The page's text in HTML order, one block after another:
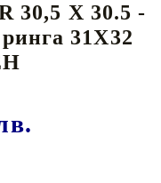
30,5 X 30.5 -
31Х32